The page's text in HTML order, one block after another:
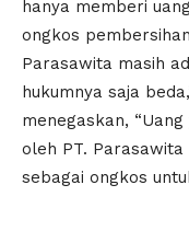
hanya memberi
ongkos
Parasawita masih
hukumnya saja
menegaskan,
oleh PT. Parasawita
sebagai ongkos